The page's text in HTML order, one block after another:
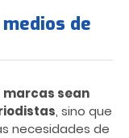
de
marcas sean
, sino que
necesidades de